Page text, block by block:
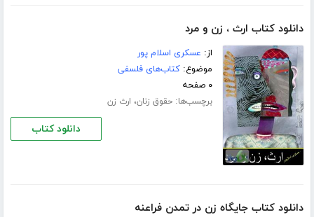
دانلود کتاب ارث ، زن و مرد
از: عسکری اسلام‏ پور
موضوع:کتاب‌های فلسفی
۰ صفحه
برچسب‌ها:حقوق زنان، ارث زن
دانلود کتاب
دانلود کتاب جایگاه زن در تمدن فراعنه